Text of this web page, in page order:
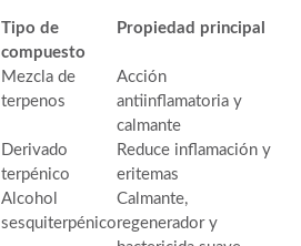
Tipo de
compuesto
Propiedad principal
Mezcla de
terpenos
Acción
antiinflamatoria y
calmante
Derivado
terpénico
Reduce inflamación y
eritemas
Alcohol
sesquiterpénico
Calmante,
regenerador y